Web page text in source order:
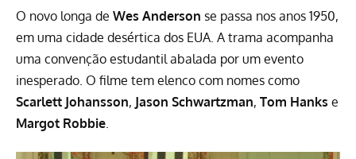
O novo longa de Wes Anderson se passa nos anos 1950,
em uma cidade desértica dos EUA. A trama acompanha
uma convenção estudantil abalada por um evento
inesperado. O filme tem elenco com nomes como
Scarlett Johansson, Jason Schwartzman, Tom Hanks e
Margot Robbie